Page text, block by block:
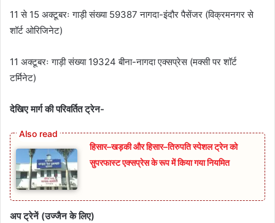
11 से 15 अक्टूबरः गाड़ी संख्या 59387 नागदा-इंदौर पैसेंजर (विक्रमनगर से
शॉर्ट ओरिजिनेट)
11 अक्टूबरः गाड़ी संख्या 19324 बीना-नागदा एक्सप्रेस (मक्सी पर शॉर्ट
टर्मिनेट)
देखिए मार्ग की परिवर्तित ट्रेन-
हिसार–खड़की और हिसार–तिरुपति स्पेशल ट्रेन को
सुपरफास्ट एक्सप्रेस के रूप में किया गया नियमित
अप ट्रेनें (उज्जैन के लिए)